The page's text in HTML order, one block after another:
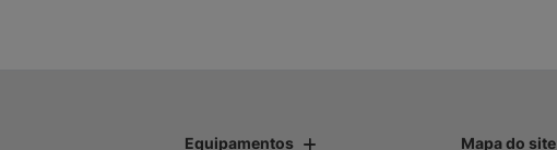
Equipamentos Mapa do site